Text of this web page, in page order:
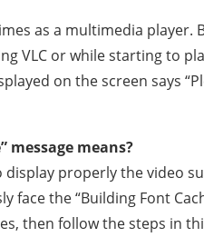
as a multimedia
VLC or while starting to
on the screen says
message means?
properly the video
face the “Building Font
then follow the steps in